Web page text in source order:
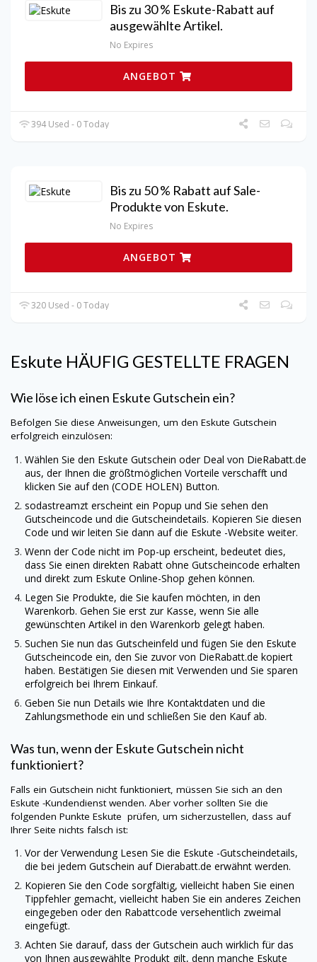
Bis zu 30 % Eskute-Rabatt auf
ausgewählte Artikel.
No Expires
ANGEBOT
394 Used - 0 Today
Bis zu 50 % Rabatt auf Sale-
Produkte von Eskute.
No Expires
ANGEBOT
320 Used - 0 Today
Eskute HÄUFIG GESTELLTE FRAGEN
Wie löse ich einen Eskute Gutschein ein?
Befolgen Sie diese Anweisungen, um den Eskute Gutschein
erfolgreich einzulösen:
Wählen Sie den Eskute Gutschein oder Deal von DieRabatt.de
aus, der Ihnen die größtmöglichen Vorteile verschafft und
klicken Sie auf den (CODE HOLEN) Button.
sodastreamzt erscheint ein Popup und Sie sehen den
Gutscheincode und die Gutscheindetails. Kopieren Sie diesen
Code und wir leiten Sie dann auf die Eskute -Website weiter.
Wenn der Code nicht im Pop-up erscheint, bedeutet dies,
dass Sie einen direkten Rabatt ohne Gutscheincode erhalten
und direkt zum Eskute Online-Shop gehen können.
Legen Sie Produkte, die Sie kaufen möchten, in den
Warenkorb. Gehen Sie erst zur Kasse, wenn Sie alle
gewünschten Artikel in den Warenkorb gelegt haben.
Suchen Sie nun das Gutscheinfeld und fügen Sie den Eskute
Gutscheincode ein, den Sie zuvor von DieRabatt.de kopiert
haben. Bestätigen Sie diesen mit Verwenden und Sie sparen
erfolgreich bei Ihrem Einkauf.
Geben Sie nun Details wie Ihre Kontaktdaten und die
Zahlungsmethode ein und schließen Sie den Kauf ab.
Was tun, wenn der Eskute Gutschein nicht
funktioniert?
Falls ein Gutschein nicht funktioniert, müssen Sie sich an den
Eskute -Kundendienst wenden. Aber vorher sollten Sie die
folgenden Punkte Eskute prüfen, um sicherzustellen, dass auf
Ihrer Seite nichts falsch ist:
Vor der Verwendung Lesen Sie die Eskute -Gutscheindetails,
die bei jedem Gutschein auf Dierabatt.de erwähnt werden.
Kopieren Sie den Code sorgfältig, vielleicht haben Sie einen
Tippfehler gemacht, vielleicht haben Sie ein anderes Zeichen
eingegeben oder den Rabattcode versehentlich zweimal
eingefügt.
Achten Sie darauf, dass der Gutschein auch wirklich für das
von Ihnen ausgewählte Produkt gilt, denn manche Eskute